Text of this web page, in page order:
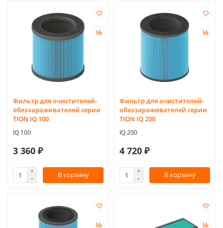
Фильтр для очистителей-
обеззараживателей серии
TION IQ 100
IQ 100
3 360 ₽
В корзину
Фильтр для очистителей-
обеззараживателей серии
TION IQ 200
IQ 200
4 720 ₽
В корзину